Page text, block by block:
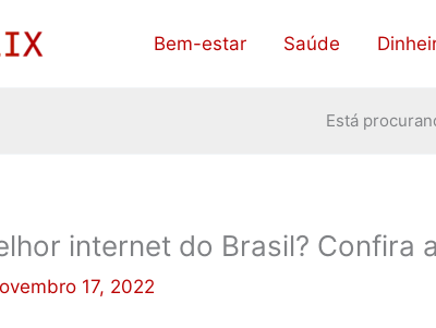
Bem-estar Saúde
Está
internet do Brasil? Confira
17, 2022